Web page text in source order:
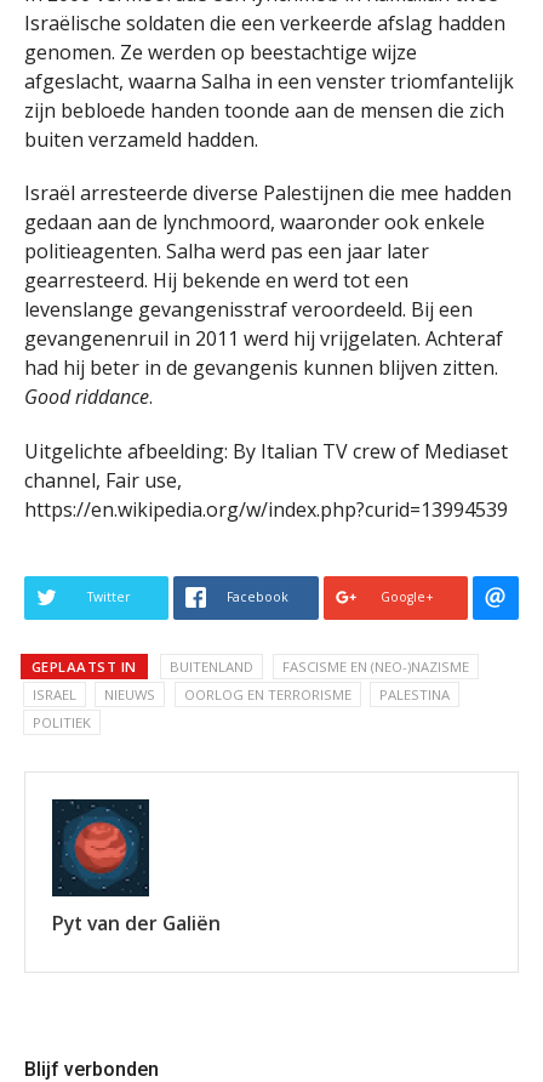
Israëlische soldaten die een verkeerde afslag hadden
genomen. Ze werden op beestachtige wijze
afgeslacht, waarna Salha in een venster triomfantelijk
zijn bebloede handen toonde aan de mensen die zich
buiten verzameld hadden.
Israël arresteerde diverse Palestijnen die mee hadden
gedaan aan de lynchmoord, waaronder ook enkele
politieagenten. Salha werd pas een jaar later
gearresteerd. Hij bekende en werd tot een
levenslange gevangenisstraf veroordeeld. Bij een
gevangenenruil in 2011 werd hij vrijgelaten. Achteraf
had hij beter in de gevangenis kunnen blijven zitten.
Good riddance.
Uitgelichte afbeelding: By Italian TV crew of Mediaset
channel, Fair use,
https://en.wikipedia.org/w/index.php?curid=13994539
Twitter Facebook Google+
GEPLAATST IN BUITENLAND
FASCISME EN (NEO-)NAZISME
ISRAEL
NIEUWS OORLOG EN TERRORISME
PALESTINA
POLITIEK
Pyt van der Galiën
Blijf verbonden